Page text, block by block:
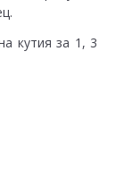
кутия за 1, 3